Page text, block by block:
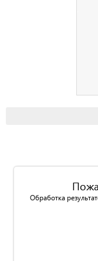
Обработка